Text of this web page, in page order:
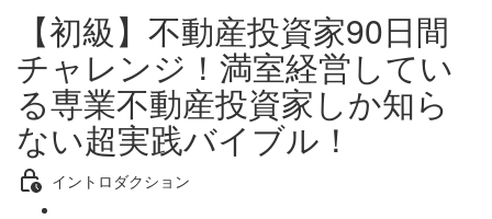
【初級】不動産投資家90日間
チャレンジ！満室経営してい
る専業不動産投資家しか知ら
ない超実践バイブル！
イントロダクション